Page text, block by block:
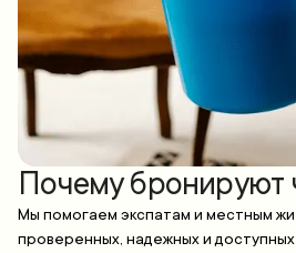
Почему бронируют
Мы помогаем экспатам и местным
проверенных, надежных и